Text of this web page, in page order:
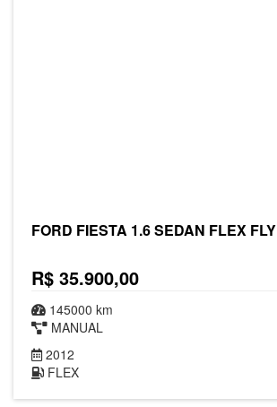
FORD FIESTA 1.6 SEDAN FLEX FLY
R$ 35.900,00
145000 km
MANUAL
2012
FLEX